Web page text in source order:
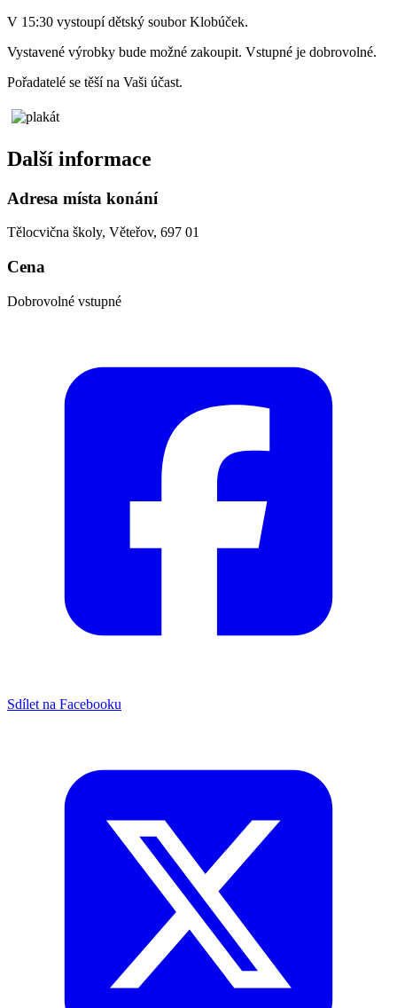
V 15:30 vystoupí dětský soubor Klobúček.
Vystavené výrobky bude možné zakoupit. Vstupné je dobrovolné.
Pořadatelé se těší na Vaši účast.
Další informace
Adresa místa konání
Tělocvična školy, Věteřov, 697 01
Cena
Dobrovolné vstupné
Sdílet na Facebooku